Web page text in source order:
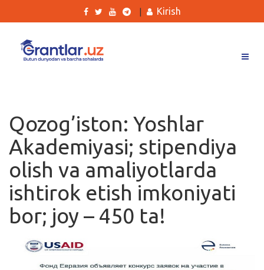
Ishlar
Kurslar
Blog
Yana
Kirish
Qozog’iston: Yoshlar
Akademiyasi; stipendiya
olish va amaliyotlarda
ishtirok etish imkoniyati
bor; joy – 450 ta!